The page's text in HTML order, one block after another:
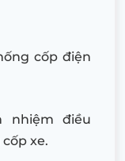
cốp điện
nhiệm điều
xe.